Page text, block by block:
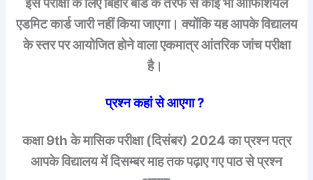
एडमिट कार्ड जारी नहीं किया जाएगा। क्योंकि यह आपके विद्यालय
के स्तर पर आयोजित होने वाला एकमात्र आंतरिक जांच परीक्षा
है।
प्रश्न कहां से आएगा ?
कक्षा 9th के मासिक परीक्षा (दिसंबर) 2024 का प्रश्न पत्र
आपके विद्यालय में दिसम्बर माह तक पढ़ाए गए पाठ से प्रश्न